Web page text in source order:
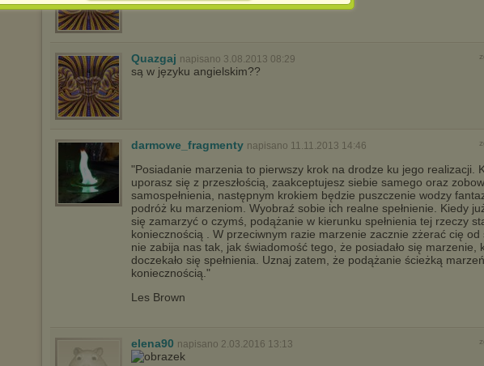
spowodować ograniczenie korzystania ze strony Chomikuj.pl.
W przypadku braku twojej zgody na akceptację cookies niestety
Wykorzystanie plików cookiesprzezZaufanych Partnerów
(dostosowanie reklam do Twoich potrzeb, analiza skuteczności działań
marketingowych).
Wyrażenie sprzeciwu spowoduje, że wyświetlana Ci reklama nie
wyświetlona przypadkowo.
Istnieje możliwość zmiany ustawień przeglądarki internetowej w
sposób uniemożliwiający przechowywanie plików cookies na
urządzeniu końcowym. Można również usunąć pliki cookies,
dokonując odpowiednich zmian w ustawieniach przeglądarki
internetowej.
Pełną informację na ten temat znajdziesz pod adresem
http://chomikuj.pl/PolitykaPrywatnosci.aspx.
Quazgaj napisano 3.08.2013 08:29
są w języku angielskim??
darmowe_fragmenty napisano 11.11.2013 14:46
"Posiadanie marzenia to pierwszy krok na drodze ku jego realizacji.
uporasz się z przeszłością, zaakceptujesz siebie samego oraz
samospełnienia, następnym krokiem będzie puszczenie wodzy
podróż ku marzeniom. Wyobraź sobie ich realne spełnienie. Kiedy
się zamarzyć o czymś, podążanie w kierunku spełnienia tej rzeczy
koniecznością . W przeciwnym razie marzenie zacznie zżerać cię od
nie zabija nas tak, jak świadomość tego, że posiadało się marzenie,
doczekało się spełnienia. Uznaj zatem, że podążanie ścieżką
koniecznością."
Les Brown
elena90 napisano 2.03.2016 13:13